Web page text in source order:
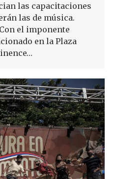
las capacitaciones
las de música.
el imponente
en la Plaza